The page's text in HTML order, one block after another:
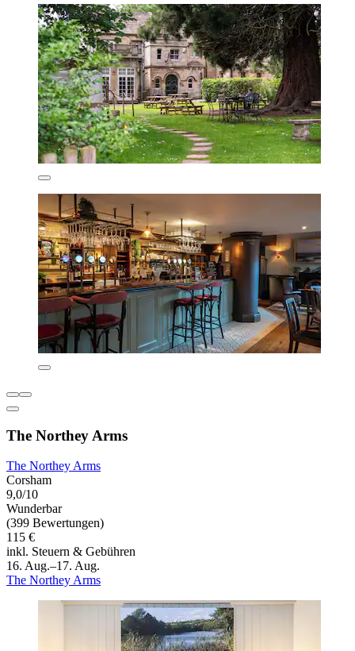
The Northey Arms
The Northey Arms
Corsham
9,0/10
Wunderbar
(399 Bewertungen)
115 €
inkl. Steuern & Gebühren
16. Aug.–17. Aug.
The Northey Arms